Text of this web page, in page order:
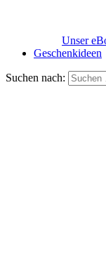
Unser
Geschenkideen
Suchen nach: